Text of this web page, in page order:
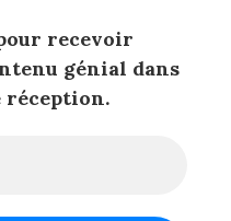
recevoir
génial dans
réception.